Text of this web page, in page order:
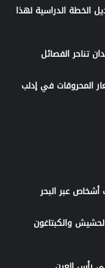
الخطة الدراسية لهذا
تناحر الفصائل
المحروقات في إدلب
عبر البحر
والكبتاغون